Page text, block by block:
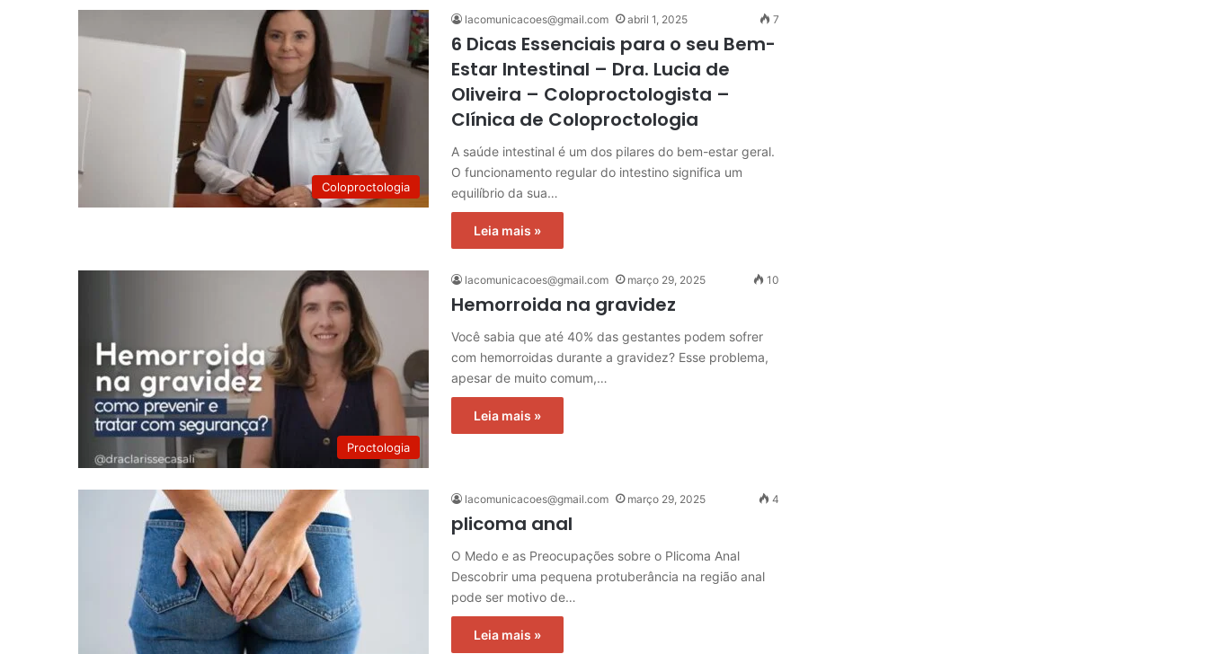
Coloproctologia
lacomunicacoes@gmail.com abril 1, 2025 7
6 Dicas Essenciais para o seu Bem-
Estar Intestinal – Dra. Lucia de
Oliveira – Coloproctologista –
Clínica de Coloproctologia
A saúde intestinal é um dos pilares do bem-estar geral.
O funcionamento regular do intestino significa um
equilíbrio da sua…
Leia mais »
Proctologia
lacomunicacoes@gmail.com março 29, 2025 10
Hemorroida na gravidez
Você sabia que até 40% das gestantes podem sofrer
com hemorroidas durante a gravidez? Esse problema,
apesar de muito comum,…
Leia mais »
lacomunicacoes@gmail.com março 29, 2025 4
plicoma anal
O Medo e as Preocupações sobre o Plicoma Anal
Descobrir uma pequena protuberância na região anal
pode ser motivo de…
Leia mais »